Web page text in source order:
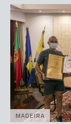
MADEIRA